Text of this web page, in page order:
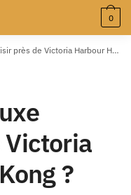
0
de Victoria Harbour Hong Kong ?
?